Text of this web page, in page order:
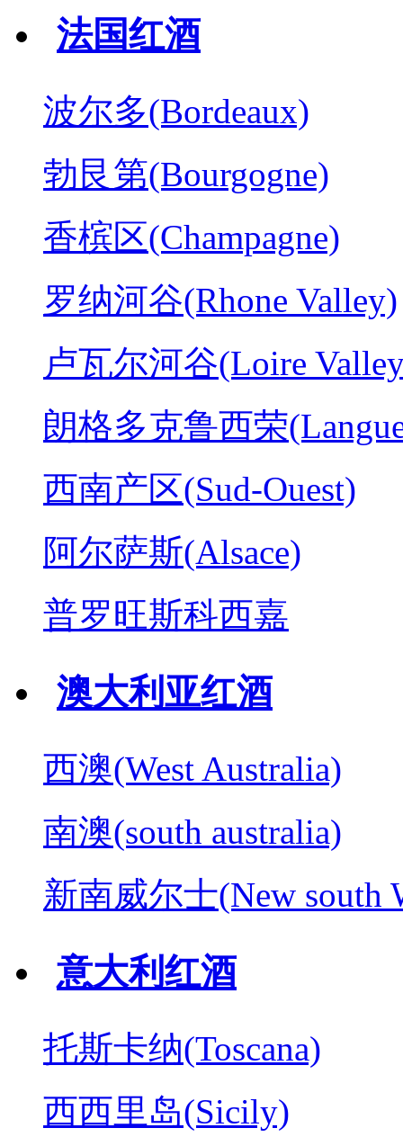
法国红酒
波尔多(Bordeaux)
勃艮第(Bourgogne)
香槟区(Champagne)
罗纳河谷(Rhone Valley)
卢瓦尔河谷(Loire
朗格多克鲁西荣
西南产区(Sud-Ouest)
阿尔萨斯(Alsace)
普罗旺斯科西嘉
澳大利亚红酒
西澳(West Australia)
南澳(south australia)
新南威尔士(New south
意大利红酒
托斯卡纳(Toscana)
西西里岛(Sicily)